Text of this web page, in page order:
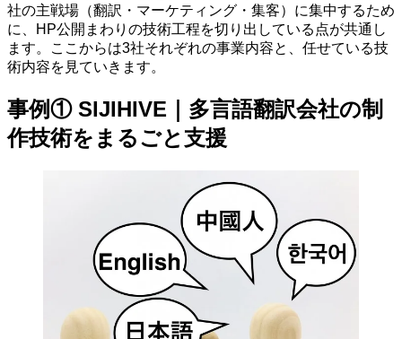
社の主戦場（翻訳・マーケティング・集客）に集中するため
に、HP公開まわりの技術工程を切り出している点が共通し
ます。ここからは3社それぞれの事業内容と、任せている技
術内容を見ていきます。
事例① SIJIHIVE｜多言語翻訳会社の制
作技術をまるごと支援